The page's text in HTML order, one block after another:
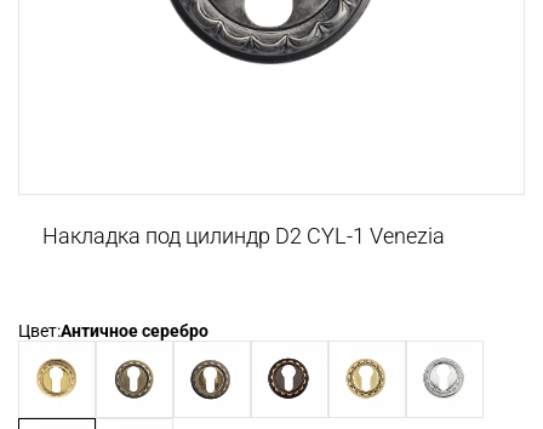
Накладка под цилиндр D2 CYL-1 Venezia
Цвет:Античное серебро